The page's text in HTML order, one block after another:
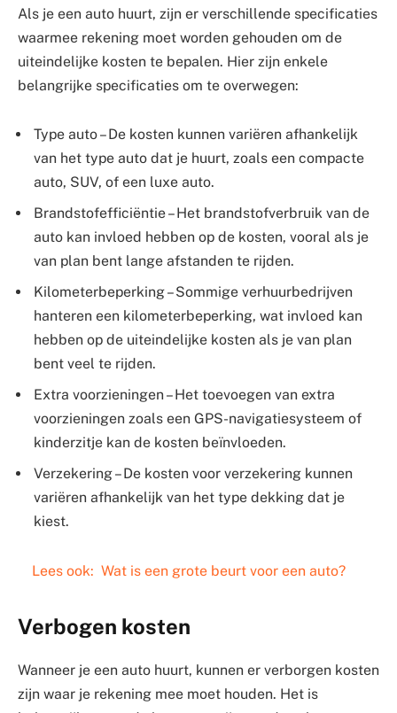
Als je een auto huurt, zijn er verschillende specificaties
waarmee rekening moet worden gehouden om de
uiteindelijke kosten te bepalen. Hier zijn enkele
belangrijke specificaties om te overwegen:
Type auto – De kosten kunnen variëren afhankelijk
van het type auto dat je huurt, zoals een compacte
auto, SUV, of een luxe auto.
Brandstofefficiëntie – Het brandstofverbruik van de
auto kan invloed hebben op de kosten, vooral als je
van plan bent lange afstanden te rijden.
Kilometerbeperking – Sommige verhuurbedrijven
hanteren een kilometerbeperking, wat invloed kan
hebben op de uiteindelijke kosten als je van plan
bent veel te rijden.
Extra voorzieningen – Het toevoegen van extra
voorzieningen zoals een GPS-navigatiesysteem of
kinderzitje kan de kosten beïnvloeden.
Verzekering – De kosten voor verzekering kunnen
variëren afhankelijk van het type dekking dat je
kiest.
Lees ook: Wat is een grote beurt voor een auto?
Verbogen kosten
Wanneer je een auto huurt, kunnen er verborgen kosten
zijn waar je rekening mee moet houden. Het is